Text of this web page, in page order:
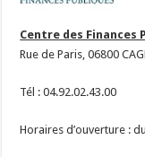
Centre des Finances
Rue de Paris, 06800
Tél : 04.92.02.43.00
Horaires d’ouverture :